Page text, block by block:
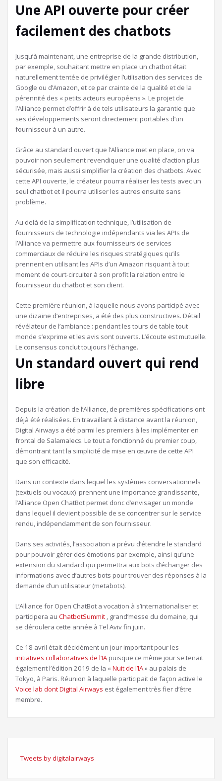
Une API ouverte pour créer
facilement des chatbots
Jusqu’à maintenant, une entreprise de la grande distribution,
par exemple, souhaitant mettre en place un chatbot était
naturellement tentée de privilégier l’utilisation des services de
Google ou d’Amazon, et ce par crainte de la qualité et de la
pérennité des « petits acteurs européens ». Le projet de
l’Alliance permet d’offrir à de tels utilisateurs la garantie que
ses développements seront directement portables d’un
fournisseur à un autre.
Grâce au standard ouvert que l’Alliance met en place, on va
pouvoir non seulement revendiquer une qualité d’action plus
sécurisée, mais aussi simplifier la création des chatbots. Avec
cette API ouverte, le créateur pourra réaliser les tests avec un
seul chatbot et il pourra utiliser les autres ensuite sans
problème.
Au delà de la simplification technique, l’utilisation de
fournisseurs de technologie indépendants via les APIs de
l’Alliance va permettre aux fournisseurs de services
commerciaux de réduire les risques stratégiques qu’ils
prennent en utilisant les APIs d’un Amazon risquant à tout
moment de court-circuiter à son profit la relation entre le
fournisseur du chatbot et son client.
Cette première réunion, à laquelle nous avons participé avec
une dizaine d’entreprises, a été des plus constructives. Détail
révélateur de l’ambiance : pendant les tours de table tout
monde s’exprime et les avis sont ouverts. L’écoute est mutuelle.
Le consensus conclut toujours l’échange.
Un standard ouvert qui rend
libre
Depuis la création de l’Alliance, de premières spécifications ont
déjà été réalisées. En travaillant à distance avant la réunion,
Digital Airways a été parmi les premiers à les implémenter en
frontal de Salamalecs. Le tout a fonctionné du premier coup,
démontrant tant la simplicité de mise en œuvre de cette API
que son efficacité.
Dans un contexte dans lequel les systèmes conversationnels
(textuels ou vocaux) prennent une importance grandissante,
l’Alliance Open ChatBot permet donc d’envisager un monde
dans lequel il devient possible de se concentrer sur le service
rendu, indépendamment de son fournisseur.
Dans ses activités, l’association a prévu d’étendre le standard
pour pouvoir gérer des émotions par exemple, ainsi qu’une
extension du standard qui permettra aux bots d’échanger des
informations avec d’autres bots pour trouver des réponses à la
demande d’un utilisateur (metabots).
L’Alliance for Open ChatBot a vocation à s’internationaliser et
participera au ChatbotSummit , grand’messe du domaine, qui
se déroulera cette année à Tel Aviv fin juin.
Ce 18 avril était décidément un jour important pour les
initiatives collaboratives de l’IA puisque ce même jour se tenait
également l’édition 2019 de la «Nuit de l’IA» au palais de
Tokyo, à Paris. Réunion à laquelle participait de façon active le
Voice lab dont Digital Airways est également très fier d’être
membre.
Tweets by digitalairways